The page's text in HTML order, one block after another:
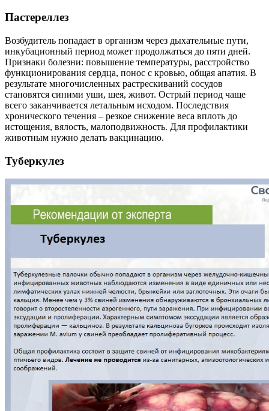
Пастереллез
Возбудитель попадает в организм через дыхательные пути,
инкубационный период может продолжаться до пяти дней.
Признаки болезни: повышение температуры, расстройство
функционирования сердца, понос с кровью, общая апатия. В
результате многочисленных растрескиваний сосудов
становятся синими уши, шея, живот. Острый период чаще
всего заканчивается летальным исходом. Последствия
хронического течения – резкое снижение веса вплоть до
истощения, вялость, малоподвижность. Для профилактики
животным нужно делать вакцинацию.
Туберкулез